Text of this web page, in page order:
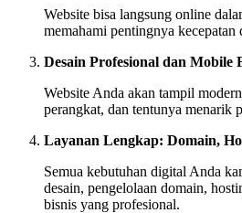
Website bisa langsung online
memahami pentingnya
Desain Profesional dan Mobile
Website Anda akan tampil
perangkat, dan tentunya menarik
Layanan Lengkap: Domain,
Semua kebutuhan digital Anda
desain, pengelolaan domain,
bisnis yang profesional.